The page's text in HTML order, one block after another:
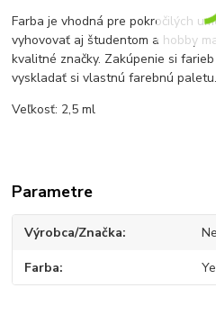
Farba je vhodná pre pokročilých
vyhovovať aj študentom a hobby
kvalitné značky. Zakúpenie si
vyskladať si vlastnú farebnú paletu.
Veľkosť: 2,5 ml
Parametre
Výrobca/Značka
Farba